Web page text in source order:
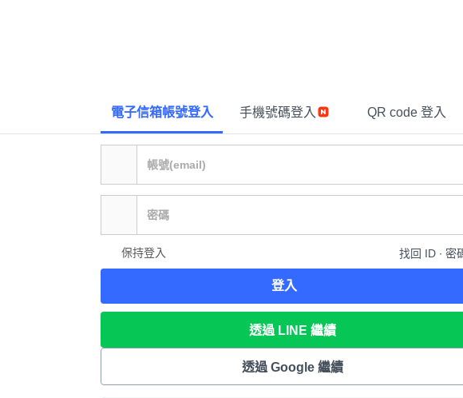
電子信箱帳號登入 手機號碼登入 QR code 登入
保持登入 找回 ID ∙ 密
登入
透過 LINE 繼續
透過 Google 繼續